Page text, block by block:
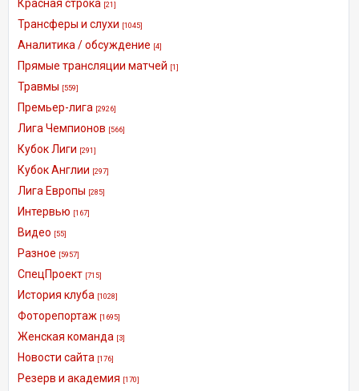
Красная строка [21]
Трансферы и слухи [1045]
Аналитика / обсуждение [4]
Прямые трансляции матчей [1]
Травмы [559]
Премьер-лига [2926]
Лига Чемпионов [566]
Кубок Лиги [291]
Кубок Англии [297]
Лига Европы [285]
Интервью [167]
Видео [55]
Разное [5957]
СпецПроект [715]
История клуба [1028]
Фоторепортаж [1695]
Женская команда [3]
Новости сайта [176]
Резерв и академия [170]